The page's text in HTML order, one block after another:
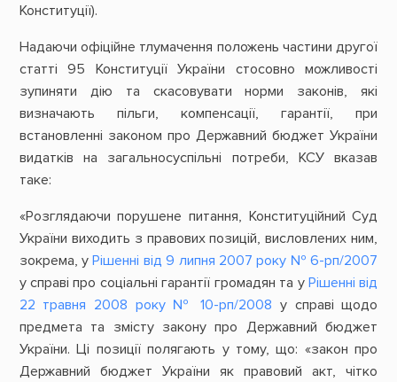
Конституції).
Надаючи офіційне тлумачення положень частини другої
статті 95 Конституції України стосовно можливості
зупиняти дію та скасовувати норми законів, які
визначають пільги, компенсації, гарантії, при
встановленні законом про Державний бюджет України
видатків на загальносуспільні потреби, КСУ вказав
таке:
«Розглядаючи порушене питання, Конституційний Суд
України виходить з правових позицій, висловлених ним,
зокрема, уРішенні від 9 липня 2007 року № 6-рп/2007
у справі про соціальні гарантії громадян та у Рішенні від
22 травня 2008 року № 10-рп/2008 у справі щодо
предмета та змісту закону про Державний бюджет
України. Ці позиції полягають у тому, що: «закон про
Державний бюджет України як правовий акт, чітко